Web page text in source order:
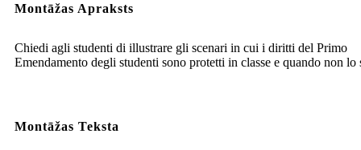
Montāžas Apraksts
Chiedi agli studenti di illustrare gli scenari in cui i diritti del Primo
Emendamento degli studenti sono protetti in classe e quando non lo
Montāžas Teksta